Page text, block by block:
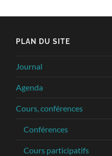
PLAN DU SITE
Journal
Agenda
Cours, conférences
Conférences
Cours participatifs